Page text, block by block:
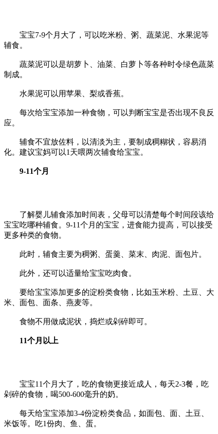
宝宝7-9个月大了，可以吃米粉、粥、蔬菜泥、水果泥等
辅食。
蔬菜泥可以是胡萝卜、油菜、白萝卜等各种时令绿色蔬菜
制成。
水果泥可以用苹果、梨或香蕉。
每次给宝宝添加一种食物，可以判断宝宝是否出现不良反
应。
辅食不宜放佐料，以清淡为主，要制成稠糊状，容易消
化。建议宝妈可以1天喂两次辅食给宝宝。
9-11个月
了解婴儿辅食添加时间表，父母可以清楚每个时间段该给
宝宝吃哪种辅食。9-11个月的宝宝，进食能力提高，可以接受
更多种类的食物。
此时，辅食主要为稠粥、蛋羹、菜末、肉泥、面包片。
此外，还可以适量给宝宝吃肉食。
要给宝宝添加更多的淀粉类食物，比如玉米粉、土豆、大
米、面包、面条、燕麦等。
食物不用做成泥状，捣烂或剁碎即可。
11个月以上
宝宝11个月大了，吃的食物更接近成人，每天2-3餐，吃
剁碎的食物，喝500-600毫升的奶。
每天给宝宝添加3-4份淀粉类食品，如面包、面、土豆、
米饭等。吃1份肉、鱼、蛋。